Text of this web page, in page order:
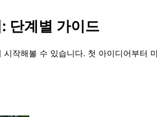
단계별 가이드
작해볼 수 있습니다. 첫 아이디어부터